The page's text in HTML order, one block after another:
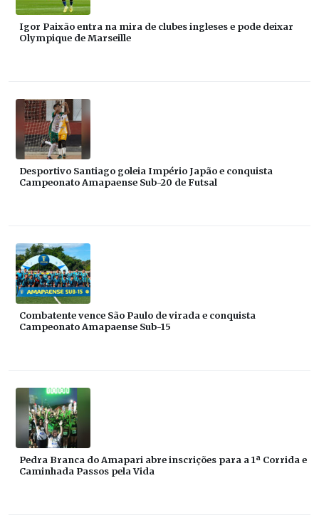
Igor Paixão entra na mira de clubes ingleses e pode deixar
Olympique de Marseille
Desportivo Santiago goleia Império Japão e conquista
Campeonato Amapaense Sub-20 de Futsal
Combatente vence São Paulo de virada e conquista
Campeonato Amapaense Sub-15
Pedra Branca do Amapari abre inscrições para a 1ª Corrida e
Caminhada Passos pela Vida